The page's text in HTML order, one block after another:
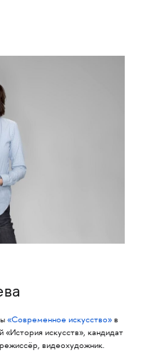
«Современное искусство»в
искусств», кандидат
видеохудожник.